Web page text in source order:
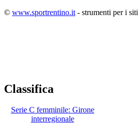
© www.sportrentino.it - strumenti per i
Classifica
Serie C femminile: Girone
interregionale